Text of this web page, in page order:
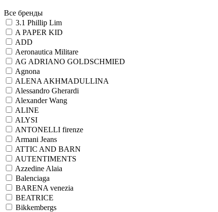
Все бренды
3.1 Phillip Lim
A PAPER KID
ADD
Aeronautica Militare
AG ADRIANO GOLDSCHMIED
Agnona
ALENA AKHMADULLINA
Alessandro Gherardi
Alexander Wang
ALINE
ALYSI
ANTONELLI firenze
Armani Jeans
ATTIC AND BARN
AUTENTIMENTS
Azzedine Alaia
Balenciaga
BARENA venezia
BEATRICE
Bikkembergs